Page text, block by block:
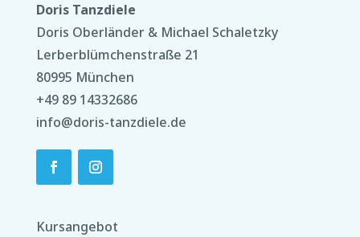
Doris Tanzdiele
Doris Oberländer & Michael Schaletzky
Lerberblümchenstraße 21
80995 München
+49 89 14332686
info@doris-tanzdiele.de
Kursangebot